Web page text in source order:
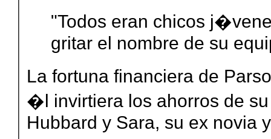
"Todos eran chicos
gritar el nombre de su
La fortuna financiera de
�l invirtiera los ahorros de
Hubbard y Sara, su ex novia